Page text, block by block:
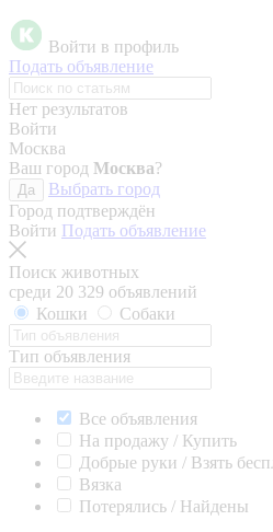
Войти в профиль
Подать объявление
Нет результатов
Войти
Москва
Ваш город Москва?
Да
Выбрать город
Город подтверждён
Войти Подать объявление
Поиск животных
среди 20 329 объявлений
Кошки
Собаки
Тип объявления
Все объявления
На продажу / Купить
Добрые руки / Взять
Вязка
Потерялись / Найдены